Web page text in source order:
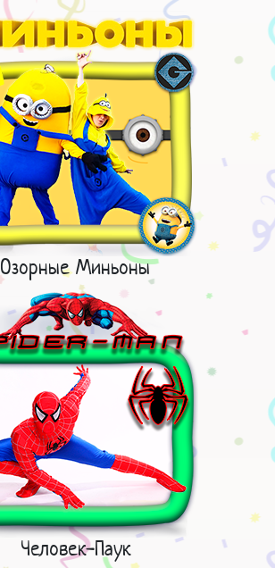
Озорные Миньоны
Человек-Паук